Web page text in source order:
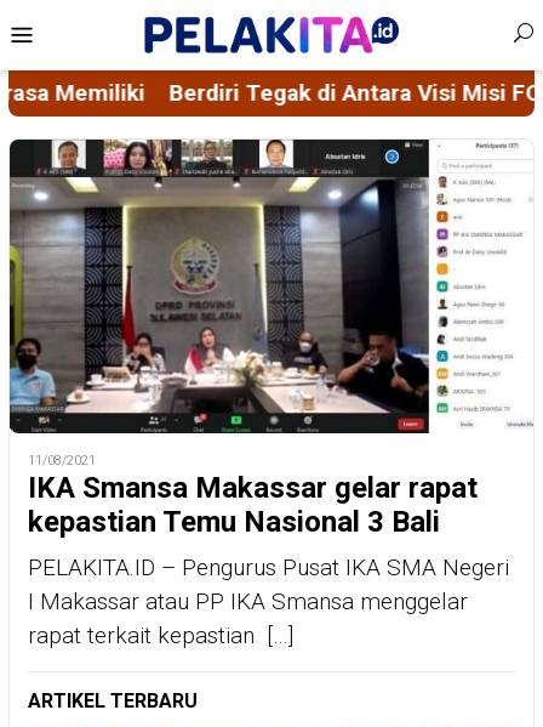
to
content
Menu
Antara Visi Misi FORMAS dan Ascacita
11/08/2021
IKA Smansa Makassar gelar rapat
kepastian Temu Nasional 3 Bali
PELAKITA.ID – Pengurus Pusat IKA SMA Negeri
I Makassar atau PP IKA Smansa menggelar
rapat terkait kepastian […]
ARTIKEL TERBARU